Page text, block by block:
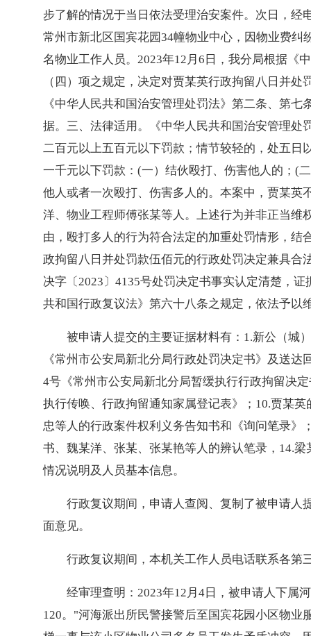
步了解的情况于当日依法受理治安案件。次日，经
常州市新北区国宾花园34幢物业中心，因物业费
名物业工作人员。2023年12月6日，我分局根据《
（四）项之规定，决定对贾某英行政拘留八日并
《中华人民共和国治安管理处罚法》第二条、第
据。三、法律适用。《中华人民共和国治安管理
二百元以上五百元以下罚款；情节较轻的，处五
一千元以下罚款：(一）结伙殴打、伤害他人的；(
他人或者一次殴打、伤害多人的。本案中，贾某
洋、物业工程师傅张某等人。上述行为并非正当
由，殴打多人的行为符合法定的加重处罚情形，
政拘留八日并处罚款伍佰元的行政处罚决定兼具
决字〔2023〕4135号处罚决定书事实认定清楚，
共和国行政复议法》第六十八条之规定，依法予以
被申请人提交的主要证据材料有：1.新公（城
《常州市公安局新北分局行政处罚决定书》及送
4号《常州市公安局新北分局暂缓执行行政拘留决
执行传唤、行政拘留通知家属登记表》；10.贾某
忠等人的行政案件权利义务告知书和《询问笔录》
书、魏某洋、张某、张某艳等人的辨认笔录，14.
情况说明及人员基本信息。
行政复议期间，申请人查阅、复制了被申请人
面意见。
行政复议期间，本机关工作人员电话联系各第
经审理查明：2023年12月4日，被申请人下属
120。"河海派出所民警接警后至国宾花园小区物